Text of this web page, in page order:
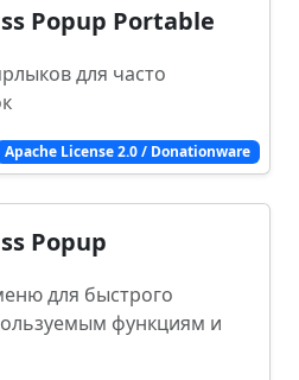
Apache License 2.0 / Donationware
Popup Portable
для часто
Popup
для быстрого
функциям и